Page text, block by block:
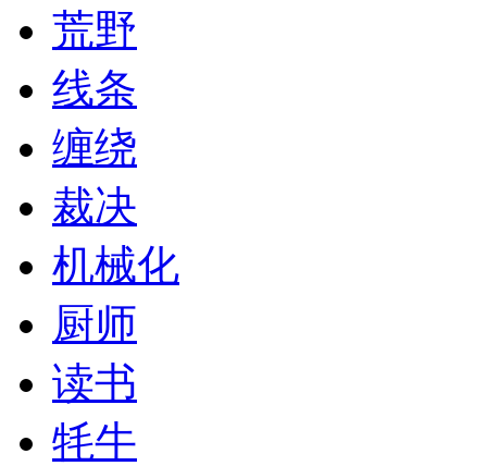
荒野
线条
缠绕
裁决
机械化
厨师
读书
牦牛